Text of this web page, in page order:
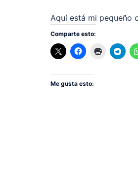
Aquí está mi pequeño
Comparte esto:
Me gusta esto: